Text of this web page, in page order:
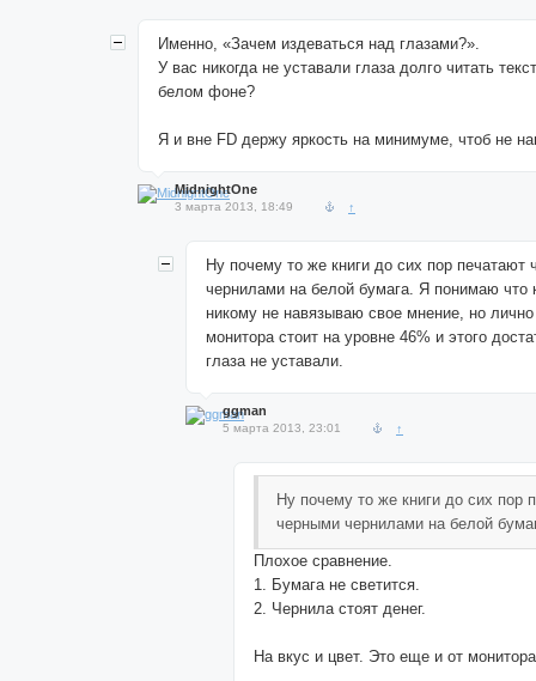
Именно, «Зачем издеваться над глазами?».
У вас никогда не уставали глаза долго читать
белом фоне?
Я и вне FD держу яркость на минимуме, чтоб не
MidnightOne
3 марта 2013, 18:49 ↑
Ну почему то же книги до сих пор печатают
чернилами на белой бумага. Я понимаю что
никому не навязываю свое мнение, но
монитора стоит на уровне 46% и этого
глаза не уставали.
ggman
5 марта 2013, 23:01 ↑
Ну почему то же книги до сих пор
черными чернилами на белой
Плохое сравнение.
1. Бумага не светится.
2. Чернила стоят денег.
На вкус и цвет. Это еще и от